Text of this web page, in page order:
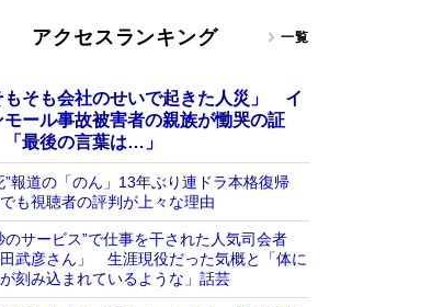
アクセスランキング 一覧
もそも会社のせいで起きた人災」 イ
モール事故被害者の親族が慟哭の証
最後の言葉は…」
”報道の「のん」13年ぶり連ドラ本格復帰
も視聴者の評判が上々な理由
のサービス”で仕事を干された人気司会者
田武彦さん」 生涯現役だった気概と「体に
刻み込まれているような」話芸